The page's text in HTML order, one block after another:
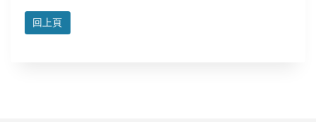
回上頁